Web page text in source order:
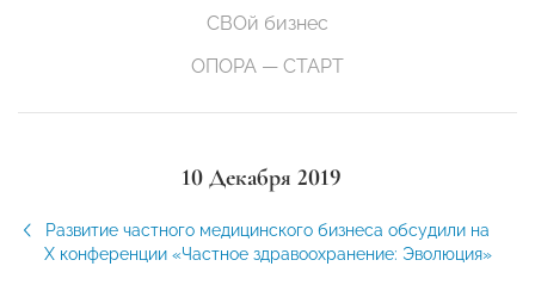
СВОй бизнес
ОПОРА — СТАРТ
10 Декабря 2019
Развитие частного медицинского бизнеса обсудили на
X конференции «Частное здравоохранение: Эволюция»